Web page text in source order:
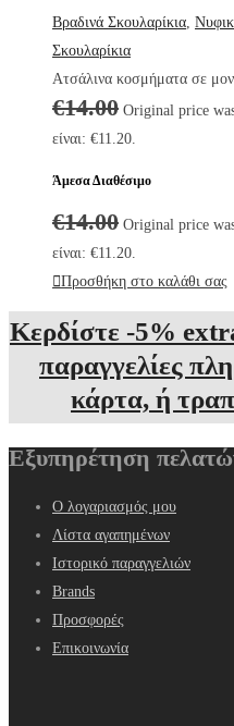
Βραδινά Σκουλαρίκια,
Σκουλαρίκια
Ατσάλινα κοσμήματα σε
€14.00 Original price
είναι: €11.20.
Άμεσα Διαθέσιμο
€14.00 Original price
είναι: €11.20.
Προσθήκη στο καλάθι σας
Κερδίστε -5%
παραγγελίες
κάρτα, ή
Εξυπηρέτηση
Ο λογαριασμός μου
Λίστα αγαπημένων
Ιστορικό παραγγελιών
Brands
Προσφορές
Επικοινωνία